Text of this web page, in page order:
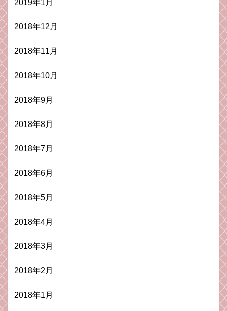
2019年1月
2018年12月
2018年11月
2018年10月
2018年9月
2018年8月
2018年7月
2018年6月
2018年5月
2018年4月
2018年3月
2018年2月
2018年1月